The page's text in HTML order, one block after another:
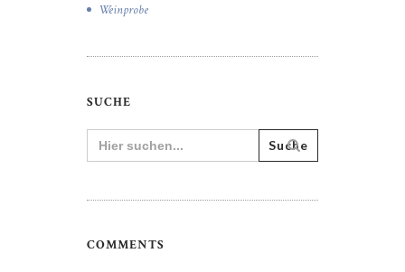
Weinprobe
SUCHE
Search
for:
COMMENTS